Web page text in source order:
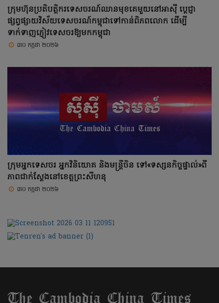
ក្រុមហ៊ុនប្រតិបត្តិករទេសចរណ៍ឈានមុខគេមួយនៅអាស៊ី ប្ដេជ្ញា
ផ្សព្វផ្សាយវិស័យទេសចរណ៍កម្ពុជាទៅកាន់ពិភពលោក ដើម្បី
ទាក់ទាញភ្ញៀវទេសចរឱ្យមកកម្ពុជា
៣០ កក្កដា ២០២៦
ក្រុមអ្នកទេសចរ អ្នកវិនិយោគ និងមន្ត្រីចិន ទៅ«ទស្សនកិច្ចផ្ទាល់»ពី
ភាពជាក់ស្តែងនៅខេត្តព្រះសីហនុ
៣០ កក្កដា ២០២៦